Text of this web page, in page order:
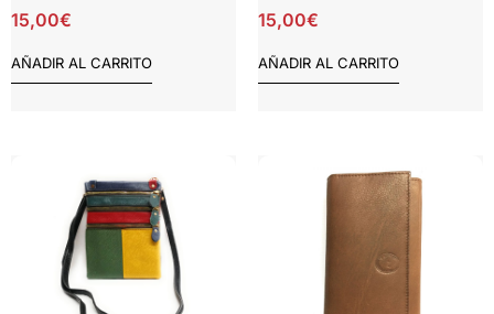
15,00€
AÑADIR AL CARRITO
15,00€
AÑADIR AL CARRITO